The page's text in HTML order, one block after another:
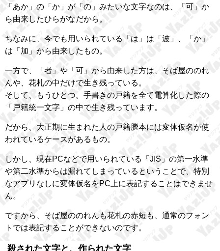
「あか」の「か」が「の」みたいな文字なのは、「可」か
ら由来したひらがなだから。
ちなみに、今でも用いられている「は」は「波」、「か」
は「加」から由来したもの。
一方で、「者」や「可」から由来した方は、そば屋ののれ
んや、花札の中だけで生き残っている。
そして、もうひとつ。手書きの戸籍を全て電算化した際の
「戸籍統一文字」の中で生き残っています。
だから、大正期に生まれた人の戸籍謄本には変体仮名が使
われているケースがあるもの。
しかし、現在PCなどで用いられている「JIS」の第一水準
や第二水準からは漏れてしまっているということで、特別
なアプリなしに変体仮名をPC上に表記することはできませ
ん。
ですから、そば屋ののれんも花札の赤短も、通常のフォン
トでは表記することができないのです。
殺された文字と、作られた文字